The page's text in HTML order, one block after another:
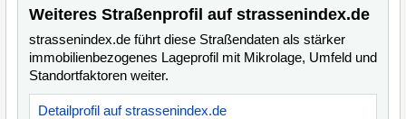
Weiteres Straßenprofil auf strassenindex.de
strassenindex.de führt diese Straßendaten als stärker
immobilienbezogenes Lageprofil mit Mikrolage, Umfeld und
Standortfaktoren weiter.
Detailprofil auf strassenindex.de